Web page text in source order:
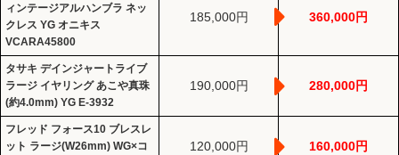
ィンテージアルハンブラ ネッ
クレス YG オニキス
VCARA45800
185,000円 360,000円
タサキ デインジャートライブ
ラージ イヤリング あこや真珠
(約4.0mm) YG E-3932
190,000円 280,000円
フレッド フォース10 ブレスレ
ット ラージ(W26mm) WG×コ
120,000円 160,000円